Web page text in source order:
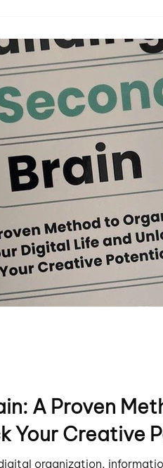
A Proven
Your Creative
organization,